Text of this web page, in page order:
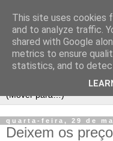
quarta-feira, 29 de
Deixem os
This site uses cookies
and to analyze traffic.
shared with Google
metrics to ensure
statistics, and to